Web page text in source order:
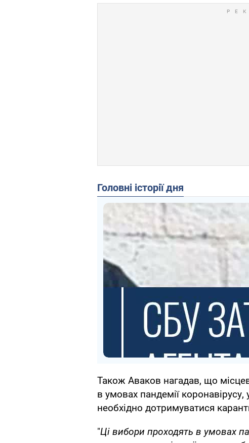
Головні історії дня
Також Аваков нагадав, що
в умовах пандемії
необхідно дотримуватися
"Ці вибори проходять в умовах